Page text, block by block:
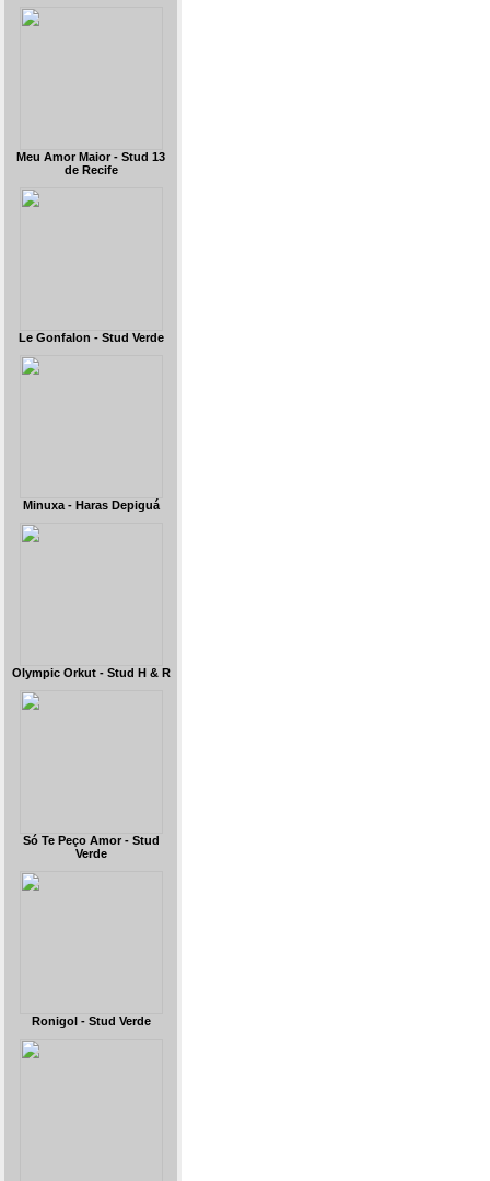
Meu Amor Maior - Stud 13
de Recife
Le Gonfalon - Stud Verde
Minuxa - Haras Depiguá
Olympic Orkut - Stud H & R
Só Te Peço Amor - Stud
Verde
Ronigol - Stud Verde